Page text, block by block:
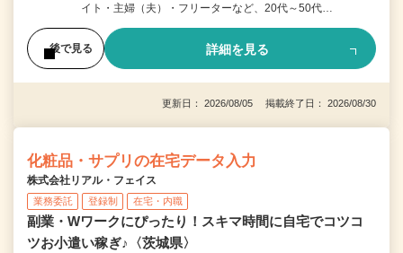
イト・主婦（夫）・フリーターなど、20代～50代…
後で見る 詳細を見る
更新日： 2026/08/05 掲載終了日： 2026/08/30
化粧品・サプリの在宅データ入力
株式会社リアル・フェイス
業務委託 登録制 在宅・内職
副業・Wワークにぴったり！スキマ時間に自宅でコツコ
ツお小遣い稼ぎ♪〈茨城県〉